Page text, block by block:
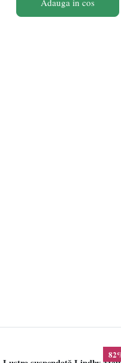
Adauga in cos